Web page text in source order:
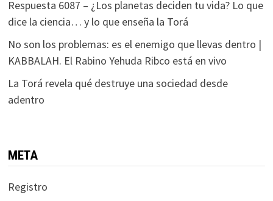
Respuesta 6087 – ¿Los planetas deciden tu vida? Lo que
dice la ciencia… y lo que enseña la Torá
No son los problemas: es el enemigo que llevas dentro |
KABBALAH. El Rabino Yehuda Ribco está en vivo
La Torá revela qué destruye una sociedad desde
adentro
META
Registro